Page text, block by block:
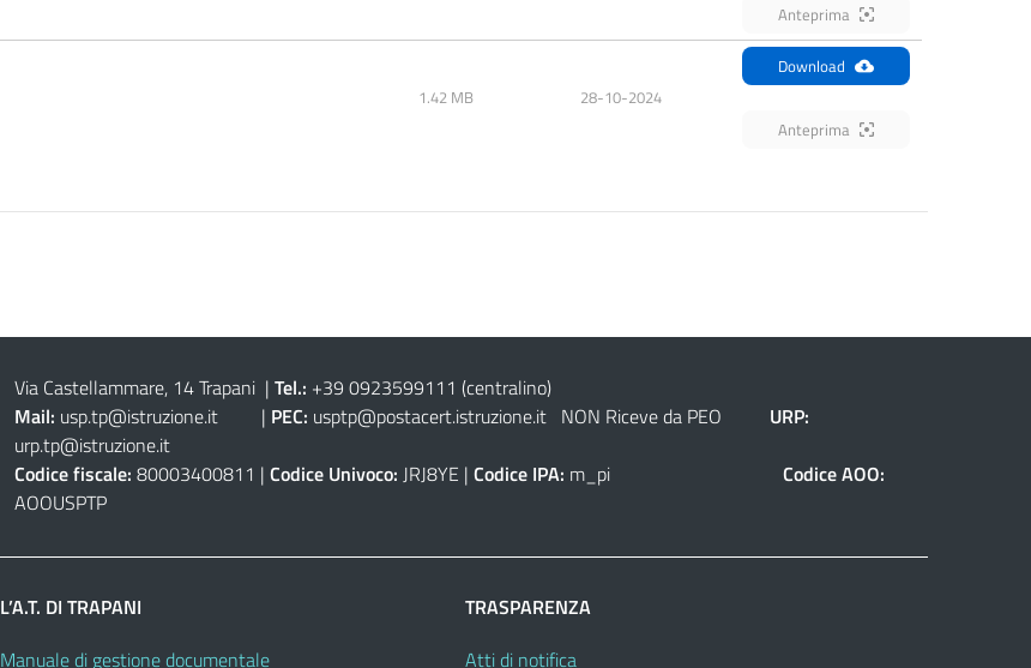
Anteprima
1.42 MB 28-10-2024
Download
Anteprima
Via Castellammare, 14 Trapani | Tel.: +39 0923599111 (centralino)
Mail: usp.tp@istruzione.it| PEC: usptp@postacert.istruzione.itNON Riceve da PEO URP:
urp.tp@istruzione.it
Codice fiscale: 80003400811 | Codice Univoco: JRJ8YE | Codice IPA: m_pi Codice AOO:
AOOUSPTP
L’A.T. DI TRAPANI
Manuale di gestione documentale
TRASPARENZA
Atti di notifica